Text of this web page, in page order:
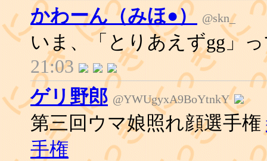
かわーん（みほ●）
@skn_
いま、「とりあえずgg」
21:03
ゲリ野郎 @YWUgyxA9BoYtnkY
第三回ウマ娘照れ顔選手権
手権